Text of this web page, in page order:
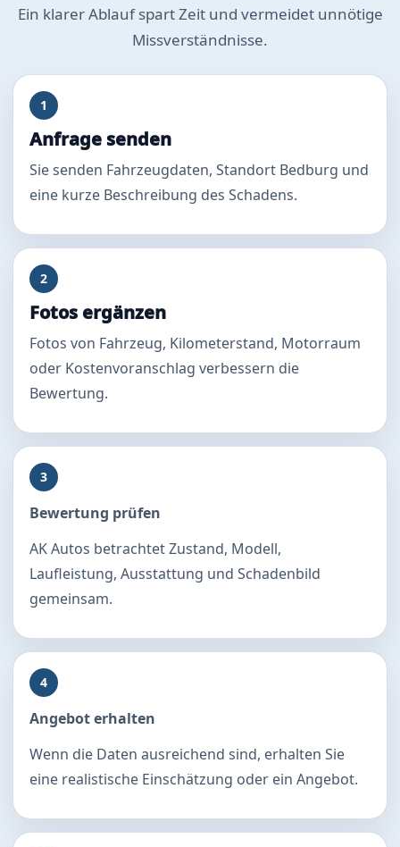
Ein klarer Ablauf spart Zeit und vermeidet unnötige
Missverständnisse.
1
Anfrage senden
Sie senden Fahrzeugdaten, Standort Bedburg und
eine kurze Beschreibung des Schadens.
2
Fotos ergänzen
Fotos von Fahrzeug, Kilometerstand, Motorraum
oder Kostenvoranschlag verbessern die
Bewertung.
3
Bewertung prüfen
AK Autos betrachtet Zustand, Modell,
Laufleistung, Ausstattung und Schadenbild
gemeinsam.
4
Angebot erhalten
Wenn die Daten ausreichend sind, erhalten Sie
eine realistische Einschätzung oder ein Angebot.